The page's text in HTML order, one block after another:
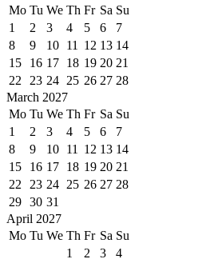
Mo Tu We Th Fr Sa Su
1
2 3 4 5 6
7
8
9 10 11 12 13 14
15
16 17 18 19 20 21
22
23 24 25 26 27 28
March 2027
Mo Tu We Th Fr Sa Su
1
2 3 4 5 6
7
8
9 10 11 12 13 14
15
16 17 18 19 20 21
22
23 24 25 26 27 28
29 30 31
April 2027
Mo Tu We Th Fr Sa Su
1
2 3
4